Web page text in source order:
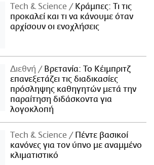
Τech & Science
Κράμπες: Τι τις
προκαλεί και τι να κάνουμε όταν
αρχίσουν οι ενοχλήσεις
Διεθνή
Βρετανία: Το Κέιμπριτζ
επανεξετάζει τις διαδικασίες
πρόσληψης καθηγητών μετά την
παραίτηση διδάσκοντα για
λογοκλοπή
Τech & Science
Πέντε βασικοί
κανόνες για τον ύπνο με αναμμένο
κλιματιστικό